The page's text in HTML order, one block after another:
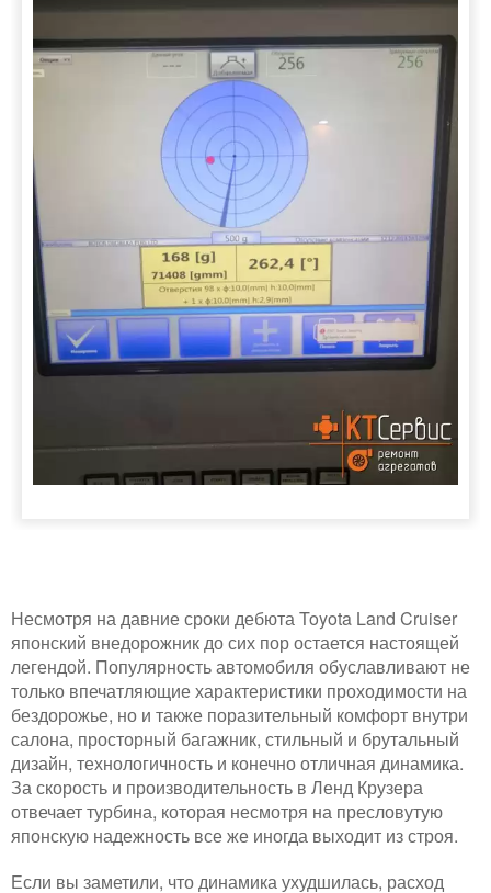
Несмотря на давние сроки дебюта Toyota Land Cruiser
японский внедорожник до сих пор остается настоящей
легендой. Популярность автомобиля обуславливают не
только впечатляющие характеристики проходимости на
бездорожье, но и также поразительный комфорт внутри
салона, просторный багажник, стильный и брутальный
дизайн, технологичность и конечно отличная динамика.
За скорость и производительность в Ленд Крузера
отвечает турбина, которая несмотря на пресловутую
японскую надежность все же иногда выходит из строя.
Если вы заметили, что динамика ухудшилась, расход